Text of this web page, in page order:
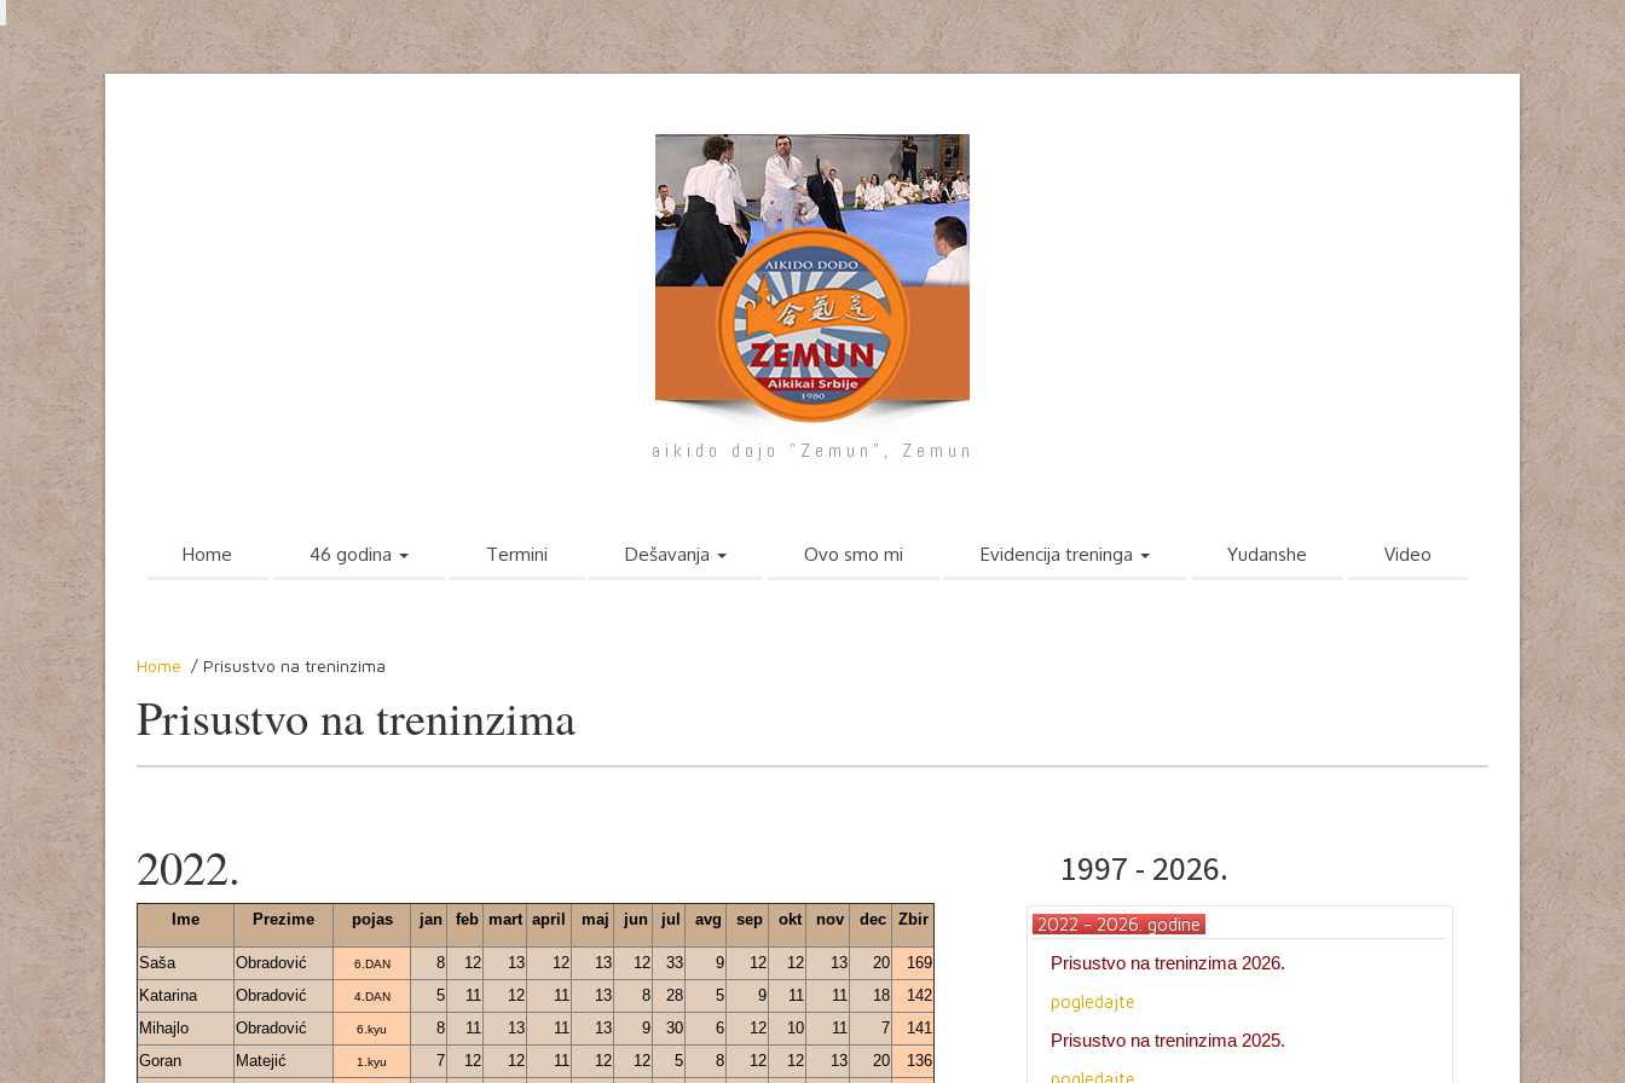
aikido dojo "Zemun", Zemun
Home 46 godina Termini Dešavanja Ovo smo mi Evidencija treninga Yudanshe Video
Home / Prisustvo na treninzima
Prisustvo na treninzima
2022.
Ime Prezime pojas jan feb mart april maj jun jul avg sep okt nov dec Zbir
Saša Obradović 6.DAN 8 12 13 12 13 12 33 9 12 12 13 20
169
Katarina
Obradović 4.DAN 5 11 12 11 13 8 28 5 9 11 11 18
142
Mihajlo
Obradović 6.kyu 8 11 13 11 13 9 30 6 12 10 11 7
141
Goran
Matejić 1.kyu 7 12 12 11 12 12 5 8 12 12 13 20
136
1997 - 2026.
2022 - 2026. godine
Prisustvo na treninzima 2026.
pogledajte
Prisustvo na treninzima 2025.
pogledajte